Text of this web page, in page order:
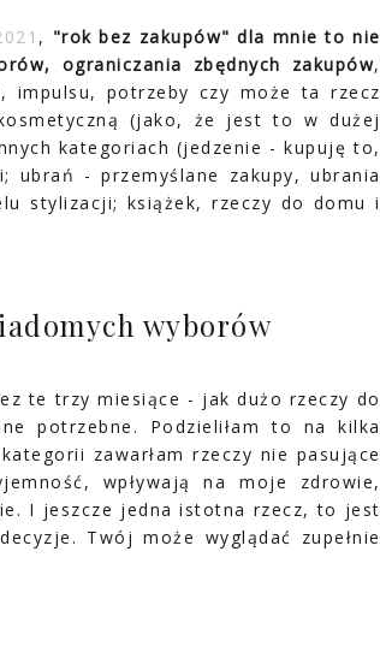
, "rok bez zakupów" dla mnie to nie
ograniczania zbędnych zakupów,
impulsu, potrzeby czy może ta rzecz
(jako, że jest to w dużej
kategoriach (jedzenie - kupuję to,
ubrań - przemyślane zakupy, ubrania
stylizacji; książek, rzeczy do domu i
wyborów
te trzy miesiące - jak dużo rzeczy do
potrzebne. Podzieliłam to na kilka
zawarłam rzeczy nie pasujące
wpływają na moje zdrowie,
I jeszcze jedna istotna rzecz, to jest
Twój może wyglądać zupełnie